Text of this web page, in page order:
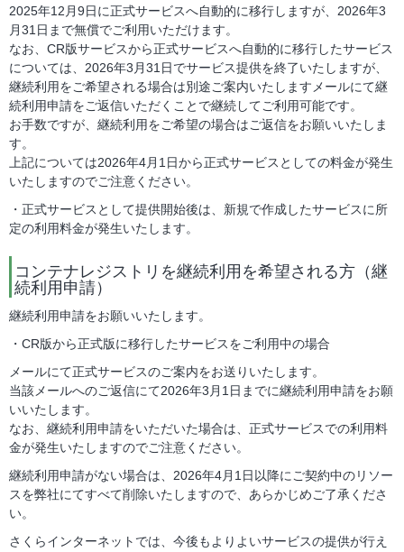
2025年12月9日に正式サービスへ自動的に移行しますが、2026年3
月31日まで無償でご利用いただけます。
なお、CR版サービスから正式サービスへ自動的に移行したサービス
については、2026年3月31日でサービス提供を終了いたしますが、
継続利用をご希望される場合は別途ご案内いたしますメールにて継
続利用申請をご返信いただくことで継続してご利用可能です。
お手数ですが、継続利用をご希望の場合はご返信をお願いいたしま
す。
上記については2026年4月1日から正式サービスとしての料金が発生
いたしますのでご注意ください。
・正式サービスとして提供開始後は、新規で作成したサービスに所
定の利用料金が発生いたします。
コンテナレジストリを継続利用を希望される方（継
続利用申請）
継続利用申請をお願いいたします。
・CR版から正式版に移行したサービスをご利用中の場合
メールにて正式サービスのご案内をお送りいたします。
当該メールへのご返信にて2026年3月1日までに継続利用申請をお願
いいたします。
なお、継続利用申請をいただいた場合は、正式サービスでの利用料
金が発生いたしますのでご注意ください。
継続利用申請がない場合は、2026年4月1日以降にご契約中のリソー
スを弊社にてすべて削除いたしますので、あらかじめご了承くださ
い。
さくらインターネットでは、今後もよりよいサービスの提供が行え